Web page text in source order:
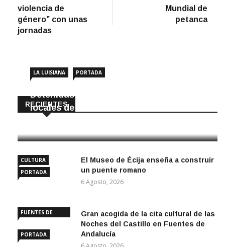
violencia de
género” con unas
jornadas
Mundial de
petanca
RECIENTES
LA LUISIANA PORTADA
Detenidas dos personas por robar en
locales de La Luisiana
CULTURA
PORTADA
El Museo de Écija enseña a construir
un puente romano
6 Agosto, 2026
FUENTES DE
PORTADA
Gran acogida de la cita cultural de las
Noches del Castillo en Fuentes de
Andalucía